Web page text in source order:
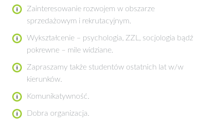
Zainteresowanie rozwojem w obszarze
sprzedażowym i rekrutacyjnym.
Wykształcenie – psychologia, ZZL, socjologia bądź
pokrewne – mile widziane.
Zapraszamy także studentów ostatnich lat w/w
kierunków.
Komunikatywność.
Dobra organizacja.